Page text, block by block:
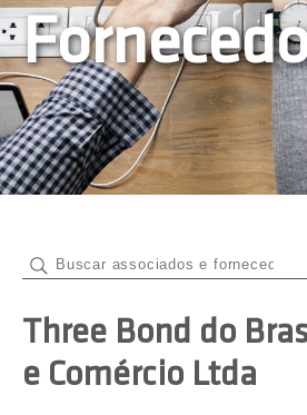
Three Bond do
e Comércio Ltda